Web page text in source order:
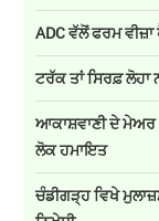
ADC ਵੱਲੋਂ ਫਰਮ
ਟਰੱਕ ਤਾਂ ਸਿਰਫ਼ ਲੋਹਾ
ਆਕਾਸ਼ਵਾਣੀ ਦੇ ਮੇਅਰ
ਲੋਕ ਹਮਾਇਤ
ਚੰਡੀਗੜ੍ਹ ਵਿਖੇ